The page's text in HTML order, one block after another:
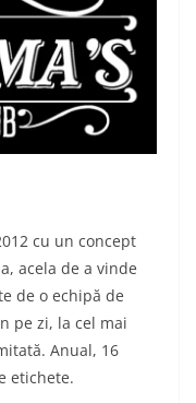
cu un concept
acela de a vinde
de o echipă de
pe zi, la cel mai
Anual, 16
etichete.